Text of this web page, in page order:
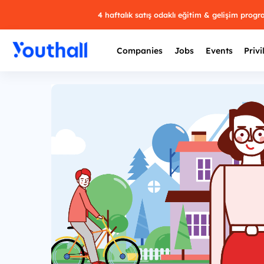
4 haftalık satış odaklı eğitim & gelişim
Companies Jobs Events